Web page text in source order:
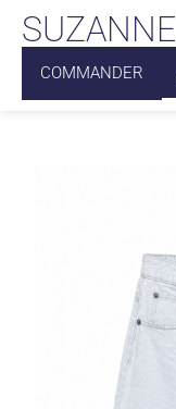
SUZANNE
COMMANDER